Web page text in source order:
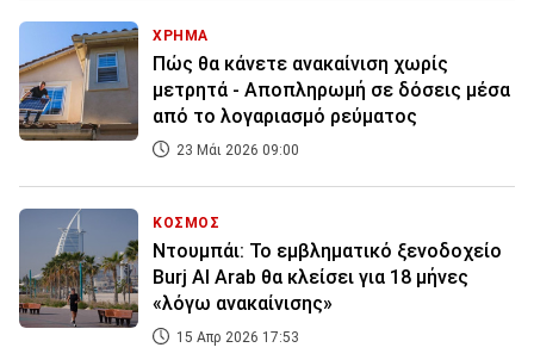
ΧΡΗΜΑ
Πώς θα κάνετε ανακαίνιση χωρίς
μετρητά - Αποπληρωμή σε δόσεις μέσα
από το λογαριασμό ρεύματος
23 Μάι 2026 09:00
ΚΟΣΜΟΣ
Ντουμπάι: Το εμβληματικό ξενοδοχείο
Burj Al ⁠Arab θα κλείσει για 18 μήνες
«λόγω ανακαίνισης»
15 Απρ 2026 17:53